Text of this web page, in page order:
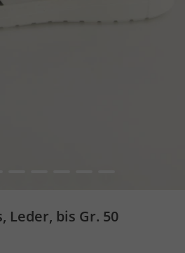
Leder, bis Gr. 50